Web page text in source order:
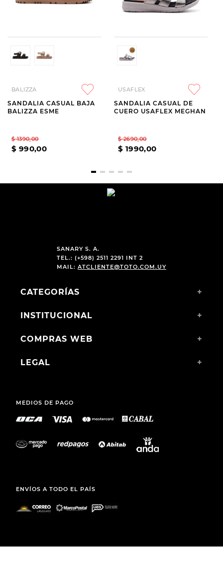
BALIZZA
SANDALIA CASUAL BAJA
BALIZZA ESME
$ 1390,00
$ 990,00
USAFLEX
SANDALIA CASUAL DE
CUERO USAFLEX MEGHAN
$ 2690,00
$ 1990,00
SANARY S. A.
TEL.: (+598) 2511 2291 INT 2
MAIL: ATCLIENTE@TOTO.COM.UY
CATEGORÍAS +
INSTITUCIONAL +
COMPRAS WEB +
LEGAL +
MEDIOS DE PAGO
ENVÍOS A TODO EL PAÍS